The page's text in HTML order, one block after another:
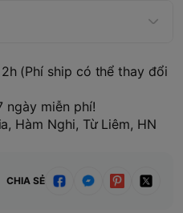
(Phí ship có thể thay đổi
ngày miễn phí!
Hàm Nghi, Từ Liêm, HN
CHIA SẺ